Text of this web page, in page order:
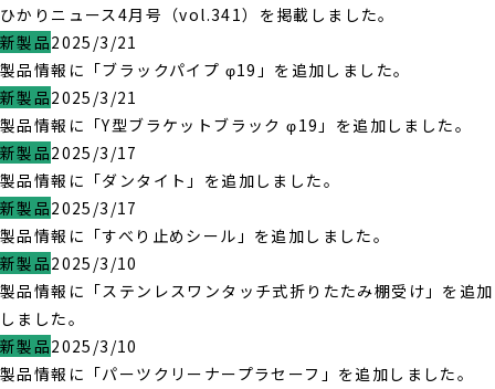
ひかりニュース4月号（vol.341）を掲載しました。
新製品2025/3/21
製品情報に「ブラックパイプ φ19」を追加しました。
新製品2025/3/21
製品情報に「Y型ブラケットブラック φ19」を追加しました。
新製品2025/3/17
製品情報に「ダンタイト」を追加しました。
新製品2025/3/17
製品情報に「すべり止めシール」を追加しました。
新製品2025/3/10
製品情報に「ステンレスワンタッチ式折りたたみ棚受け」を追加
しました。
新製品2025/3/10
製品情報に「パーツクリーナープラセーフ」を追加しました。